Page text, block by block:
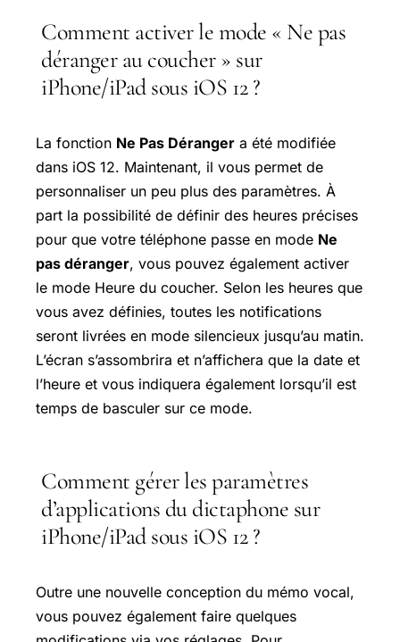
Comment activer le mode « Ne pas
déranger au coucher » sur
iPhone/iPad sous iOS 12 ?
La fonction Ne Pas Déranger a été modifiée
dans iOS 12. Maintenant, il vous permet de
personnaliser un peu plus des paramètres. À
part la possibilité de définir des heures précises
pour que votre téléphone passe en mode Ne
pas déranger, vous pouvez également activer
le mode Heure du coucher. Selon les heures que
vous avez définies, toutes les notifications
seront livrées en mode silencieux jusqu’au matin.
L’écran s’assombrira et n’affichera que la date et
l’heure et vous indiquera également lorsqu’il est
temps de basculer sur ce mode.
Comment gérer les paramètres
d’applications du dictaphone sur
iPhone/iPad sous iOS 12 ?
Outre une nouvelle conception du mémo vocal,
vous pouvez également faire quelques